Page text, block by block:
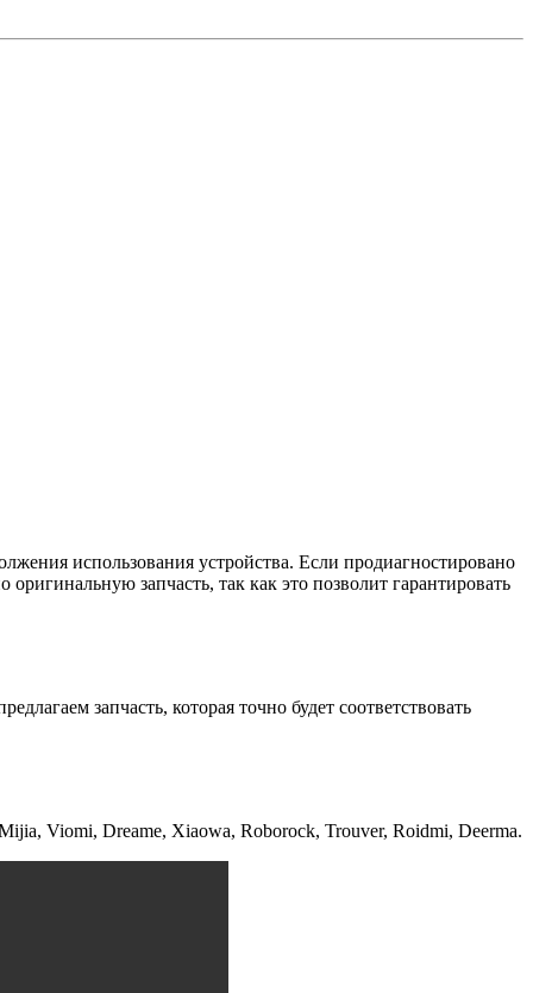
использования устройства. Если продиагностировано
запчасть, так как это позволит гарантировать
запчасть, которая точно будет соответствовать
Viomi, Dreame, Xiaowa, Roborock, Trouver, Roidmi, Deerma.